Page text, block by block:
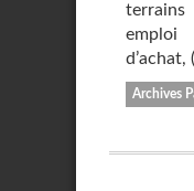
emploi
d’achat,
Archives